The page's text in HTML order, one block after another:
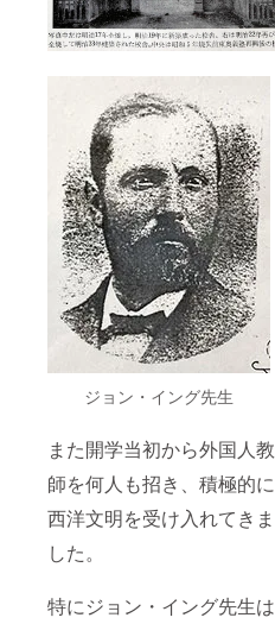
ジョン・イング先生
また開学当初から外国人教
師を何人も招き、積極的に
西洋文明を受け入れてきま
した。
特にジョン・イング先生は